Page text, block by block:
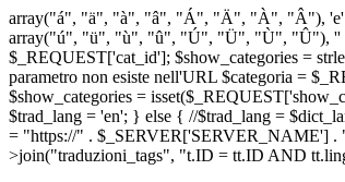
array("á", "ä", "à", "â", "Á", "Ä", "À", "Â"),
array("ú", "ü", "ù", "û", "Ú", "Ü", "Ù", "Û"), ''
$_REQUEST['cat_id']; $show_categories =
parametro non esiste nell'URL $categoria =
$show_categories =
$trad_lang = 'en'; } else { //$trad_lang =
= "https://" . $_SERVER['SERVER_NAME'] .
>join("traduzioni_tags", "t.ID = tt.ID AND